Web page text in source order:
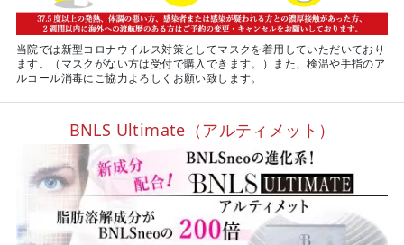
当院では新型コロナウイルス対策としてマスクを着用していただいており
ます。（マスクがない方は受付で購入できます。）また、検温や手指のア
ルコール消毒にご協力よろしくお願い致します。
BNLS Ultimate（アルティメット）